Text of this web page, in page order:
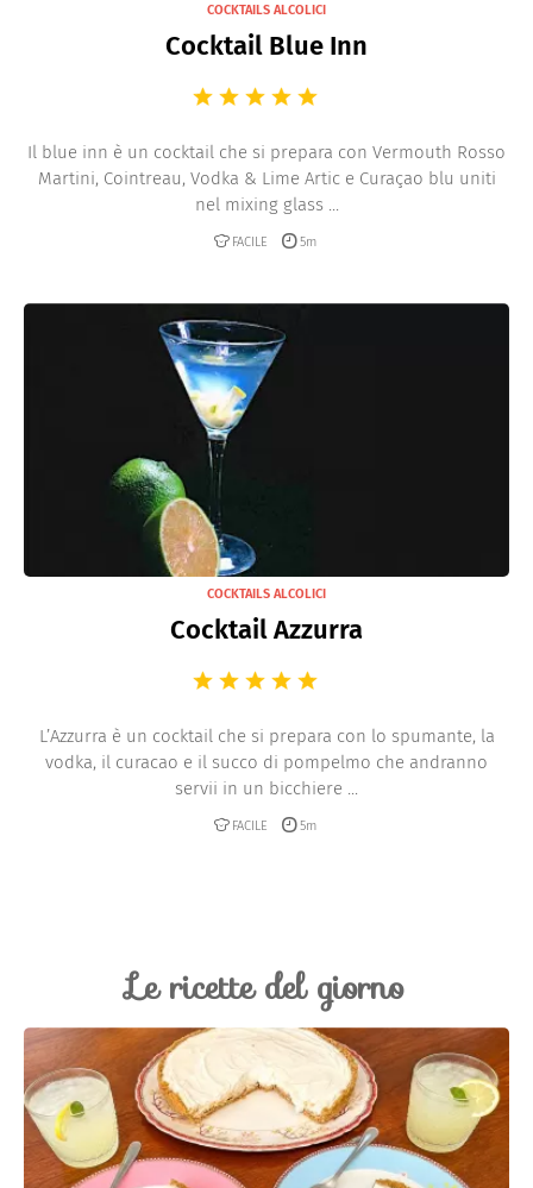
COCKTAILS ALCOLICI
Cocktail Blue Inn
Il blue inn è un cocktail che si prepara con Vermouth Rosso
Martini, Cointreau, Vodka & Lime Artic e Curaçao blu uniti
nel mixing glass ...
FACILE 5m
COCKTAILS ALCOLICI
Cocktail Azzurra
L’Azzurra è un cocktail che si prepara con lo spumante, la
vodka, il curacao e il succo di pompelmo che andranno
servii in un bicchiere ...
FACILE 5m
Le ricette del giorno